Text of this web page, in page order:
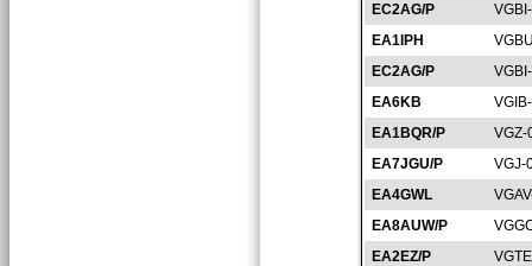
EC2AG/P
EA1IPH
EC2AG/P
EA6KB
EA1BQR/P
VGZ-
EA7JGU/P
VGJ-
EA4GWL
EA8AUW/P
EA2EZ/P